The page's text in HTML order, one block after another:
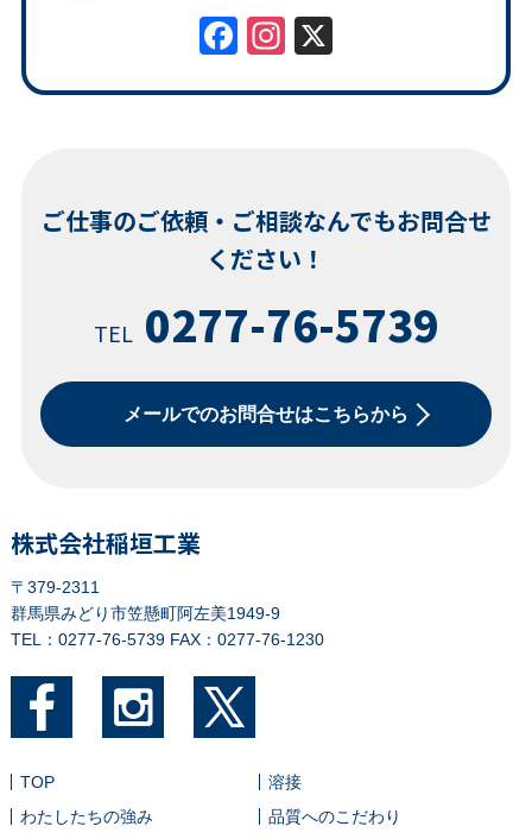
Facebook
Instagram
ご仕事のご依頼・ご相談なんでもお問合せ
ください！
TEL 0277-76-5739
メールでのお問合せはこちらから
株式会社稲垣工業
〒379-2311
群馬県みどり市笠懸町阿左美1949-9
TEL：0277-76-5739FAX：0277-76-1230
TOP
わたしたちの強み
溶接
品質へのこだわり